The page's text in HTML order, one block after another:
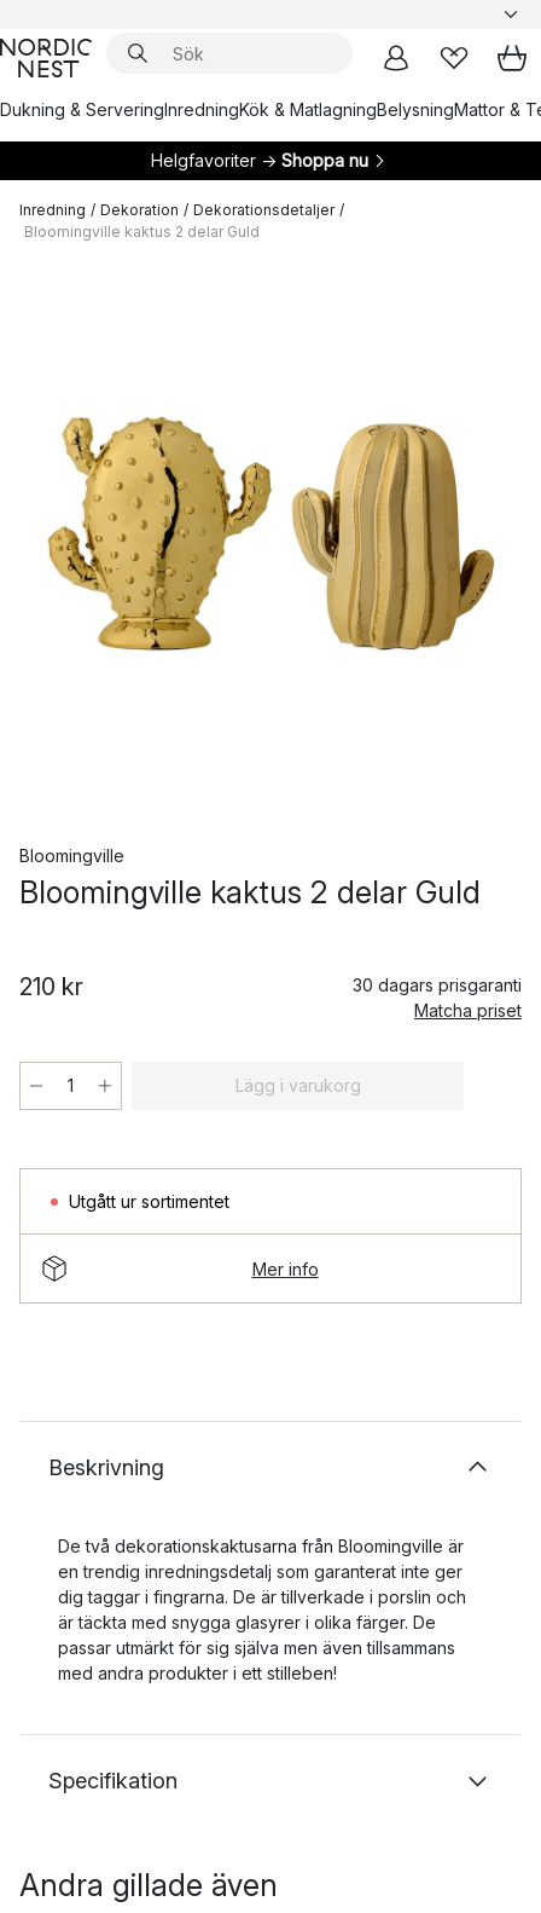
Dukning & ServeringInredningKök & MatlagningBelysningMattor &
Helgfavoriter → Shoppa nu
Inredning / Dekoration / Dekorationsdetaljer /
Bloomingville kaktus 2 delar Guld
Bloomingville
Bloomingville kaktus 2 delar Guld
210 kr
30 dagars prisgaranti
Matcha priset
Lägg i varukorg
Utgått ur sortimentet
Mer info
Beskrivning
De två dekorationskaktusarna från Bloomingville är
en trendig inredningsdetalj som garanterat inte ger
dig taggar i fingrarna. De är tillverkade i porslin och
är täckta med snygga glasyrer i olika färger. De
passar utmärkt för sig själva men även tillsammans
med andra produkter i ett stilleben!
Specifikation
Andra gillade även